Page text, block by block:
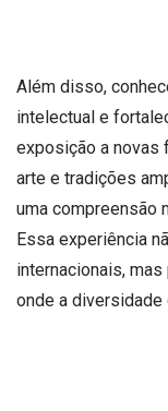
Além disso,
intelectual e
exposição a novas
arte e tradições
uma compreensão
Essa experiência
internacionais,
onde a diversidade